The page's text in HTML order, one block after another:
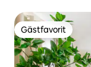
Gästfavorit
Gästfavorit